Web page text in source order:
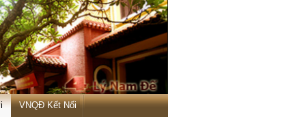
VNQĐ Kết Nối